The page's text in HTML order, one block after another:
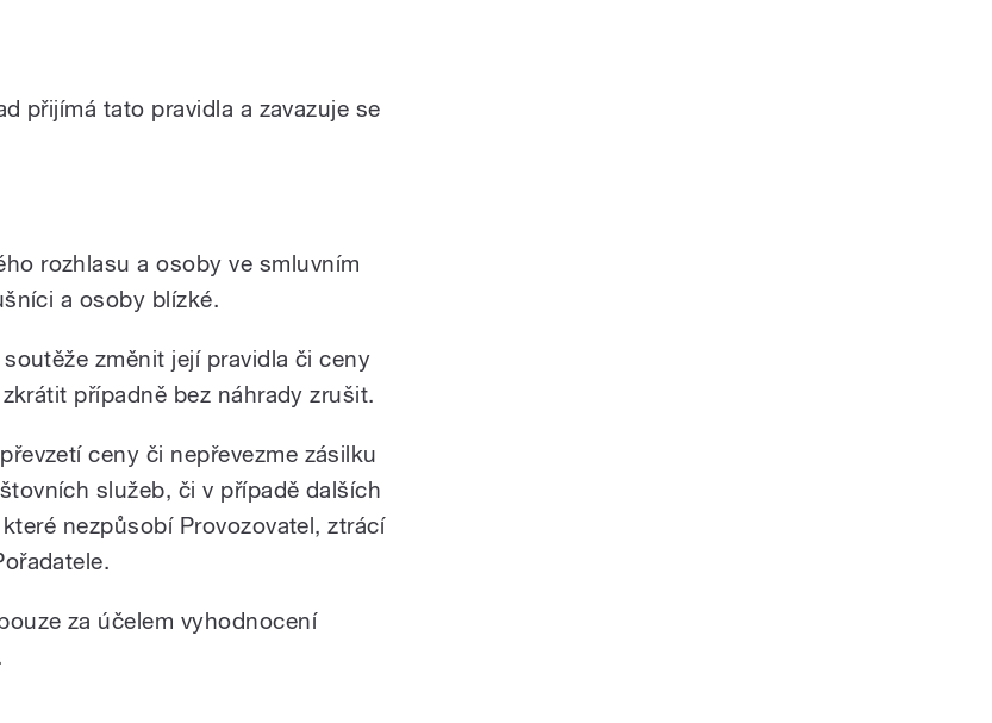
přijímá tato pravidla a zavazuje se
rozhlasu a osoby ve smluvním
a osoby blízké.
změnit její pravidla či ceny
případně bez náhrady zrušit.
ceny či nepřevezme zásilku
služeb, či v případě dalších
nezpůsobí Provozovatel, ztrácí
za účelem vyhodnocení